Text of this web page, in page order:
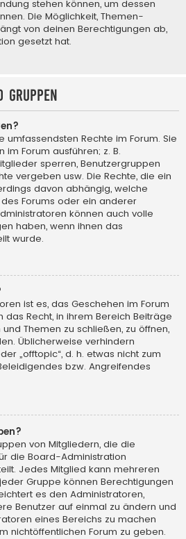
stehen können, um dessen
Die Möglichkeit, Themen-
von deinen Berechtigungen ab,
gesetzt hat.
Gruppen
Rechte im Forum. Sie
Forum ausführen; z. B.
sperren, Benutzergruppen
vergeben usw. Die Rechte, die ein
davon abhängig, welche
Forums oder ein anderer
können auch volle
haben, wenn ihnen das
wurde.
ist es, das Geschehen im Forum
Recht, in ihrem Bereich Beiträge
Themen zu schließen, zu öffnen,
Üblicherweise verhindern
„offtopic“, d. h. etwas nicht zum
bzw. Angreifendes
von Mitgliedern, die die
die Board-Administration
Jedes Mitglied kann mehreren
Gruppe können Berechtigungen
es den Administratoren,
Benutzer auf einmal zu ändern und
eines Bereichs zu machen
nichtöffentlichen Forum zu geben.